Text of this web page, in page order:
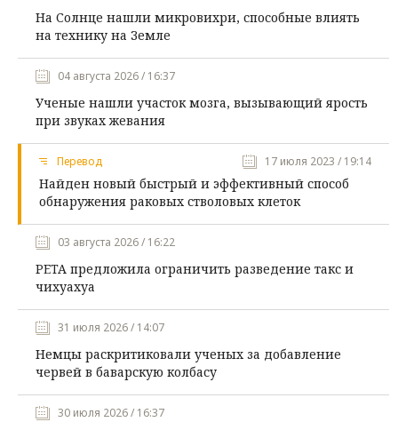
На Солнце нашли микровихри, способные влиять
на технику на Земле
04 августа 2026 / 16:37
Ученые нашли участок мозга, вызывающий ярость
при звуках жевания
Перевод 17 июля 2023 / 19:14
Найден новый быстрый и эффективный способ
обнаружения раковых стволовых клеток
03 августа 2026 / 16:22
PETA предложила ограничить разведение такс и
чихуахуа
31 июля 2026 / 14:07
Немцы раскритиковали ученых за добавление
червей в баварскую колбасу
30 июля 2026 / 16:37